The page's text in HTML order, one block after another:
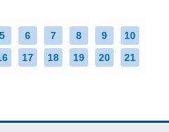
5 6 7 8 9
10
17 18 19 20
21